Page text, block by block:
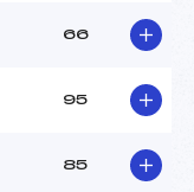
66
95
85